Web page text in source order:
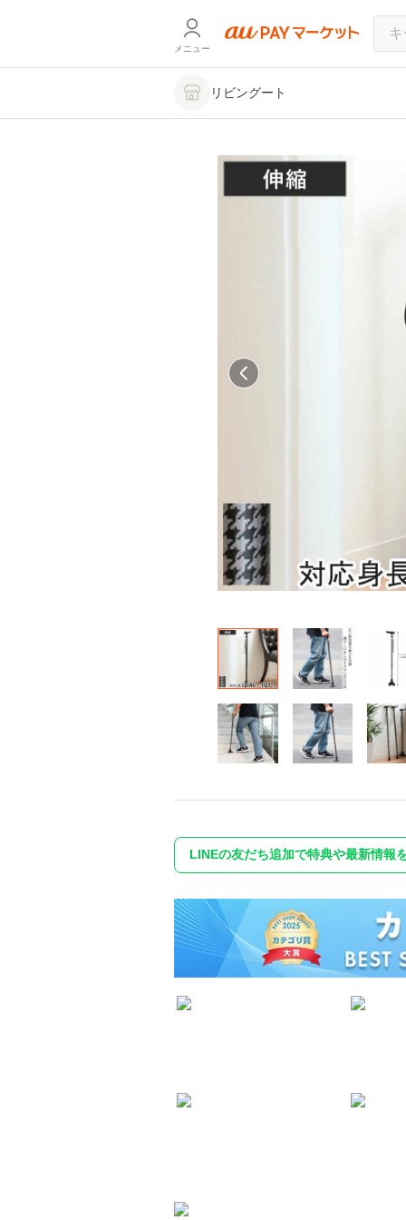
メニュー
リビングート
LINEの友だち追加で特典や最新情報